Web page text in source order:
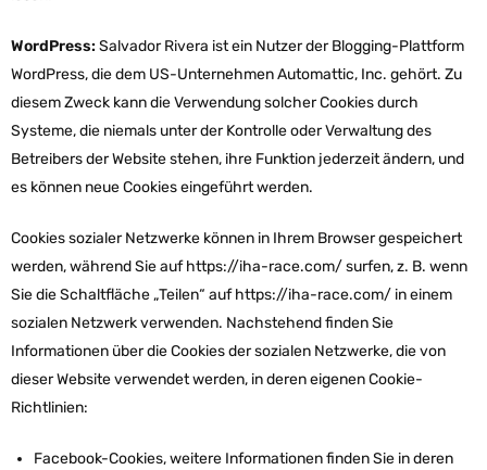
WordPress:Salvador Rivera ist ein Nutzer der Blogging-Plattform
WordPress, die dem US-Unternehmen Automattic, Inc. gehört. Zu
diesem Zweck kann die Verwendung solcher Cookies durch
Systeme, die niemals unter der Kontrolle oder Verwaltung des
Betreibers der Website stehen, ihre Funktion jederzeit ändern, und
es können neue Cookies eingeführt werden.
Cookies sozialer Netzwerke können in Ihrem Browser gespeichert
werden, während Sie auf https://iha-race.com/ surfen, z. B. wenn
Sie die Schaltfläche „Teilen“ auf https://iha-race.com/ in einem
sozialen Netzwerk verwenden. Nachstehend finden Sie
Informationen über die Cookies der sozialen Netzwerke, die von
dieser Website verwendet werden, in deren eigenen Cookie-
Richtlinien:
Facebook-Cookies, weitere Informationen finden Sie in deren